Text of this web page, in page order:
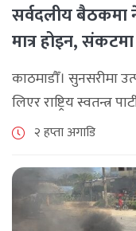
सर्वदलीय बैठकमा
मात्र होइन,
काठमाडौँ। सुनसरीमा
लिएर राष्ट्रिय स्वतन्त्र
सिंहदरबारमा सर्वदलीय
२ हप्ता अगाडि